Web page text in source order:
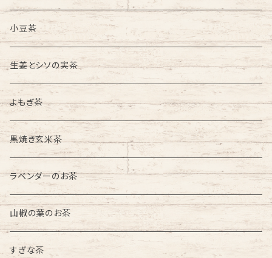
小豆茶
生姜とシソの実茶
よもぎ茶
黒焼き玄米茶
ラベンダーのお茶
山椒の葉のお茶
すぎな茶